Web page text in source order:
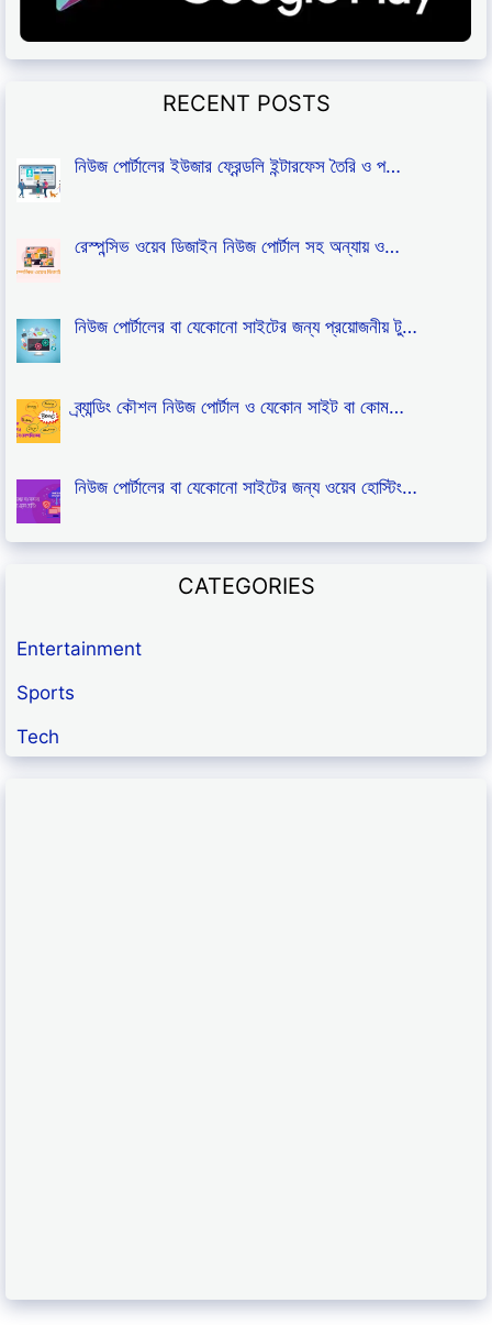
RECENT POSTS
নিউজ পোর্টালের ইউজার ফ্রেন্ডলি ইন্টারফেস তৈরি ও প…
রেস্পন্সিভ ওয়েব ডিজাইন নিউজ পোর্টাল সহ অন্যায় ও…
নিউজ পোর্টালের বা যেকোনো সাইটের জন্য প্রয়োজনীয় টু…
ব্র্যান্ডিং কৌশল নিউজ পোর্টাল ও যেকোন সাইট বা কোম…
নিউজ পোর্টালের বা যেকোনো সাইটের জন্য ওয়েব হোস্টিং…
CATEGORIES
Entertainment
Sports
Tech